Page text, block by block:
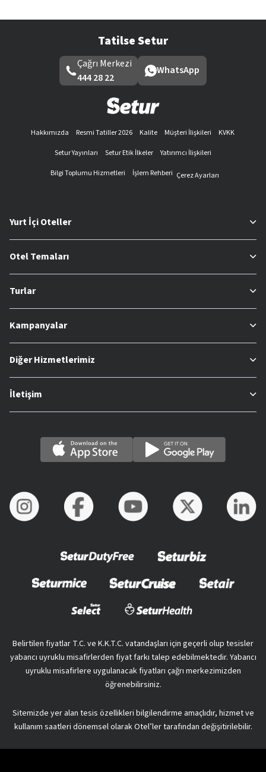
Tatilse Setur
Çağrı Merkezi
444 28 22
WhatsApp
Hakkımızda Resmi Tatiller 2026 Kalite Müşteri İlişkileri
KVKK
Setur Yayınları
Setur Etik İlkeler
Yatırımcı İlişkileri
Bilgi Toplumu Hizmetleri
İşlem Rehberi Çerez Ayarları
Yurt İçi Oteller
Otel Temaları
Turlar
Kampanyalar
Diğer Hizmetlerimiz
İletişim
Belirtilen fiyatlar T.C. ve K.K.T.C. vatandaşları için geçerli olup tesisler
yabancı uyruklu misafirlerden fiyat farkı talep edebilmektedir. Yabancı
uyruklu misafirlere uygulanacak fiyatları çağrı merkezimizden
öğrenebilirsiniz.
Sitemizde yer alan tesis özellikleri bilgilendirme amaçlıdır, hizmet ve
kullanım saatleri dönemsel olarak Otel’ler tarafından değişitirilebilir.